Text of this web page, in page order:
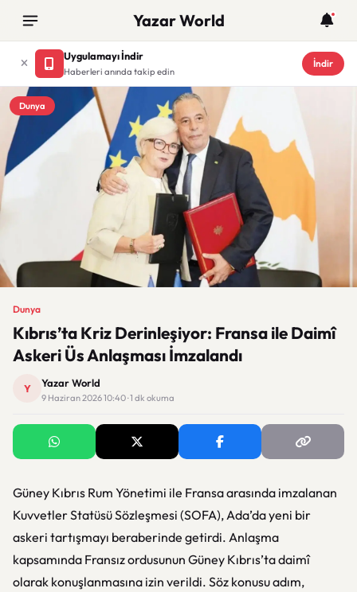
Yazar World
Uygulamayı İndir
Haberleri anında takip edin
İndir
Dunya
Dunya
Kıbrıs’ta Kriz Derinleşiyor: Fransa ile Daimî
Askeri Üs Anlaşması İmzalandı
Y Yazar World
9 Haziran 2026 10:40 · 1 dk okuma
Güney Kıbrıs Rum Yönetimi ile Fransa arasında imzalanan
Kuvvetler Statüsü Sözleşmesi (SOFA), Ada’da yeni bir
askeri tartışmayı beraberinde getirdi. Anlaşma
kapsamında Fransız ordusunun Güney Kıbrıs’ta daimî
olarak konuşlanmasına izin verildi. Söz konusu adım,